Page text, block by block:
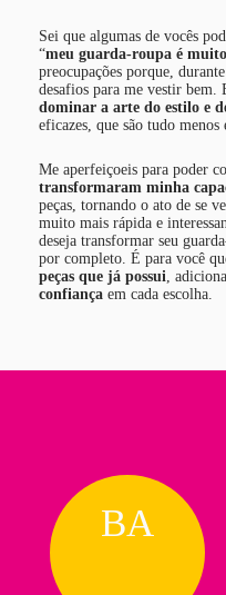
Sei que algumas de vocês
“meu guarda-roupa é
preocupações porque,
desafios para me vestir bem.
dominar a arte do estilo e
eficazes, que são tudo menos
Me aperfeiçoeis para poder
transformaram minha
peças, tornando o ato de se
muito mais rápida e
deseja transformar seu
por completo. É para você
peças que já possui,
confiança em cada escolha.
BA